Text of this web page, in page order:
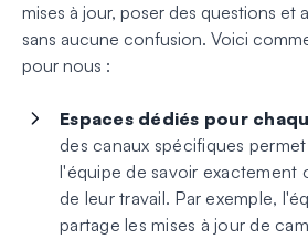
mises à jour, poser des questions et
sans aucune confusion. Voici
pour nous :
Espaces dédiés pour
des canaux spécifiques
l'équipe de savoir exactement
de leur travail. Par exemple,
partage les mises à jour de